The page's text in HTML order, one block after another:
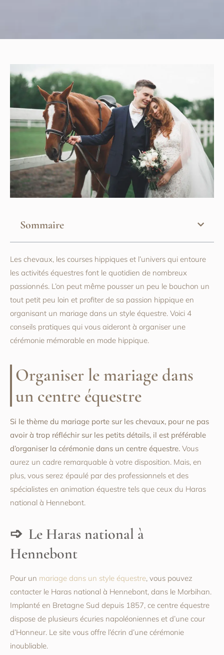
Sommaire
Les chevaux, les courses hippiques et l’univers qui entoure
les activités équestres font le quotidien de nombreux
passionnés. L’on peut même pousser un peu le bouchon un
tout petit peu loin et profiter de sa passion hippique en
organisant un mariage dans un style équestre. Voici 4
conseils pratiques qui vous aideront à organiser une
cérémonie mémorable en mode hippique.
Organiser le mariage dans
un centre équestre
Si le thème du mariage porte sur les chevaux, pour ne pas
avoir à trop réfléchir sur les petits détails, il est préférable
d’organiser la cérémonie dans un centre équestre. Vous
aurez un cadre remarquable à votre disposition. Mais, en
plus, vous serez épaulé par des professionnels et des
spécialistes en animation équestre tels que ceux du Haras
national à Hennebont.
Le Haras national à
Hennebont
Pour un mariage dans un style équestre, vous pouvez
contacter le Haras national à Hennebont, dans le Morbihan.
Implanté en Bretagne Sud depuis 1857, ce centre équestre
dispose de plusieurs écuries napoléoniennes et d’une cour
d’Honneur. Le site vous offre l’écrin d’une cérémonie
inoubliable.